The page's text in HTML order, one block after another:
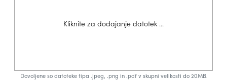
Kliknite za dodajanje datotek ...
Dovoljene so datoteke tipa .jpeg, .png in .pdf v skupni velikosti do 20MB.